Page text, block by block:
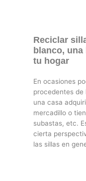
Reciclar
blanco,
tu hogar
En ocasiones
procedentes de
una casa
mercadillo o
subastas, etc.
cierta
las sillas en